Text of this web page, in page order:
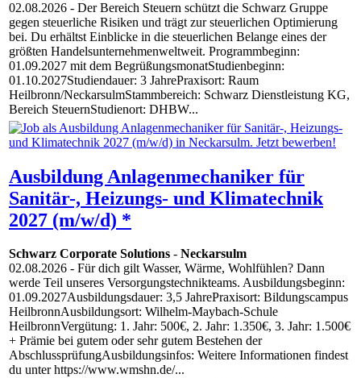
02.08.2026 - Der Bereich Steuern schützt die Schwarz Gruppe
gegen steuerliche Risiken und trägt zur steuerlichen Optimierung
bei. Du erhältst Einblicke in die steuerlichen Belange eines der
größten Handelsunternehmenweltweit. Programmbeginn:
01.09.2027 mit dem BegrüßungsmonatStudienbeginn:
01.10.2027Studiendauer: 3 JahrePraxisort: Raum
Heilbronn/NeckarsulmStammbereich: Schwarz Dienstleistung KG,
Bereich SteuernStudienort: DHBW...
Ausbildung Anlagenmechaniker für
Sanitär-, Heizungs- und Klimatechnik
2027 (m/w/d) *
Schwarz Corporate Solutions - Neckarsulm
02.08.2026 - Für dich gilt Wasser, Wärme, Wohlfühlen? Dann
werde Teil unseres Versorgungstechnikteams. Ausbildungsbeginn:
01.09.2027Ausbildungsdauer: 3,5 JahrePraxisort: Bildungscampus
HeilbronnAusbildungsort: Wilhelm-Maybach-Schule
HeilbronnVergütung: 1. Jahr: 500€, 2. Jahr: 1.350€, 3. Jahr: 1.500€
+ Prämie bei gutem oder sehr gutem Bestehen der
AbschlussprüfungAusbildungsinfos: Weitere Informationen findest
du unter https://www.wmshn.de/...